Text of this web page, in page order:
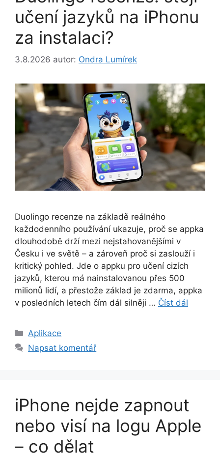
učení jazyků na iPhonu
za instalaci?
3.8.2026 autor: Ondra Lumírek
Duolingo recenze na základě reálného
každodenního používání ukazuje, proč se appka
dlouhodobě drží mezi nejstahovanějšími v
Česku i ve světě – a zároveň proč si zaslouží i
kritický pohled. Jde o appku pro učení cizích
jazyků, kterou má nainstalovanou přes 500
milionů lidí, a přestože základ je zdarma, appka
v posledních letech čím dál silněji … Číst dál
Rubriky
Aplikace
Napsat komentář
iPhone nejde zapnout
nebo visí na logu Apple
– co dělat